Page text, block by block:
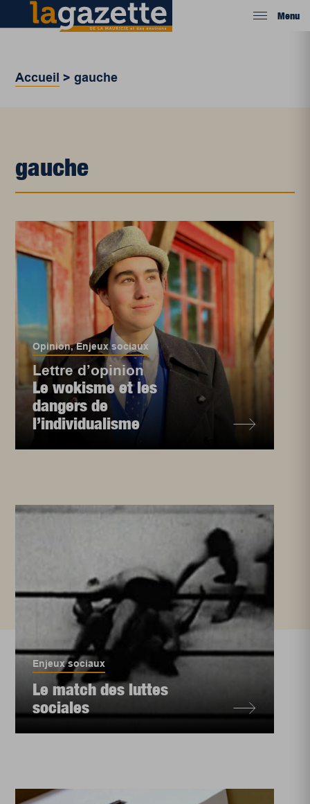
Menu
Accueil >gauche
gauche
Opinion,Enjeux sociaux
Lettre d’opinion
Le wokisme et les
dangers de
l’individualisme
Enjeux sociaux
Le match des luttes
sociales